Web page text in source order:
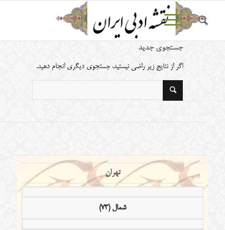
جستجوی جدید
اگر از نتایج زیر راضی نیستید، جستجوی دیگری انجام دهید.
تهران
شمال (73)